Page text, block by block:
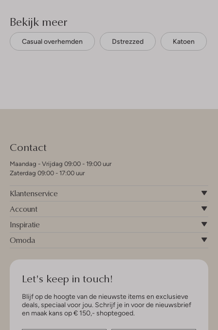
Bekijk meer
Casual overhemden Dstrezzed Katoen
Contact
Maandag - Vrijdag 09:00 - 19:00 uur
Zaterdag 09:00 - 17:00 uur
Klantenservice
Account
Inspiratie
Omoda
Let's keep in touch!
Blijf op de hoogte van de nieuwste items en exclusieve
deals, speciaal voor jou. Schrijf je in voor de nieuwsbrief
en maak kans op € 150,- shoptegoed.